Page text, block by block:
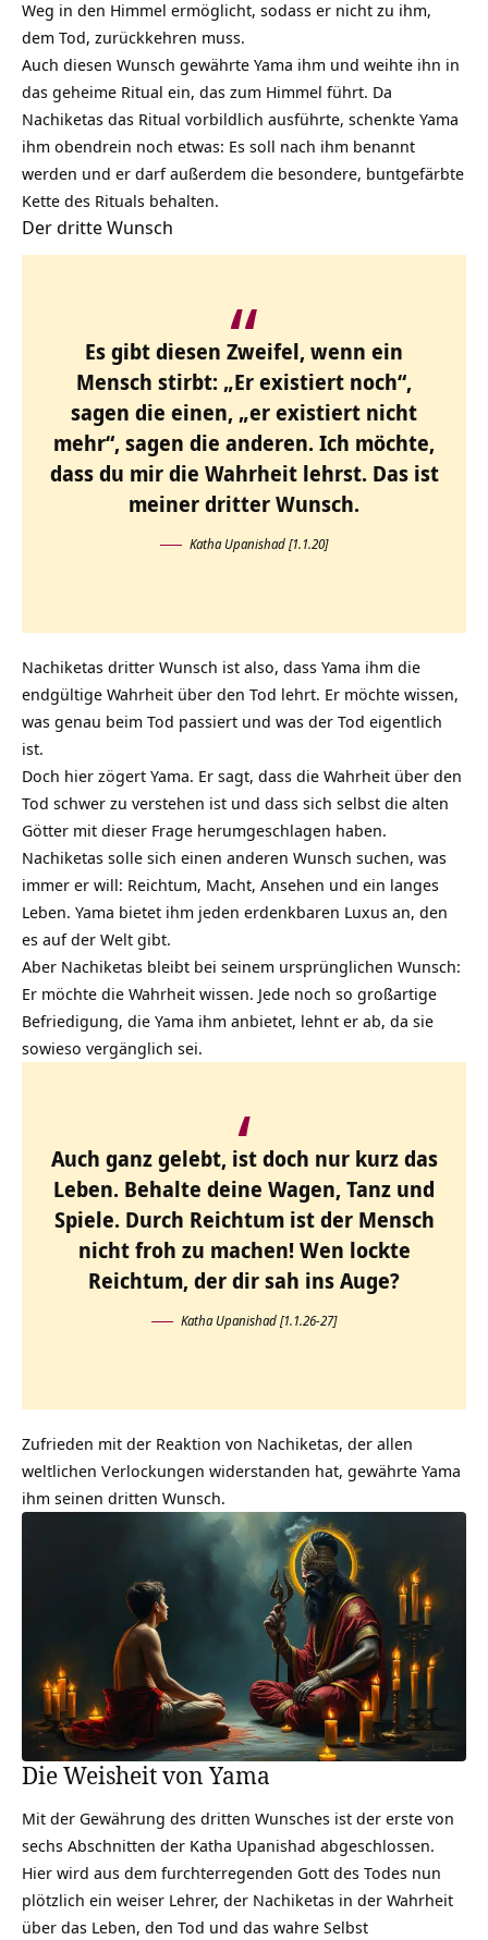
Weg in den Himmel ermöglicht, sodass er nicht zu ihm,
dem Tod, zurückkehren muss.
Auch diesen Wunsch gewährte Yama ihm und weihte ihn in
das geheime Ritual ein, das zum Himmel führt. Da
Nachiketas das Ritual vorbildlich ausführte, schenkte Yama
ihm obendrein noch etwas: Es soll nach ihm benannt
werden und er darf außerdem die besondere, buntgefärbte
Kette des Rituals behalten.
Der dritte Wunsch
Es gibt diesen Zweifel, wenn ein
Mensch stirbt: „Er existiert noch“,
sagen die einen, „er existiert nicht
mehr“, sagen die anderen. Ich möchte,
dass du mir die Wahrheit lehrst. Das ist
meiner dritter Wunsch.
Katha Upanishad [1.1.20]
Nachiketas dritter Wunsch ist also, dass Yama ihm die
endgültige Wahrheit über den Tod lehrt. Er möchte wissen,
was genau beim Tod passiert und was der Tod eigentlich
ist.
Doch hier zögert Yama. Er sagt, dass die Wahrheit über den
Tod schwer zu verstehen ist und dass sich selbst die alten
Götter mit dieser Frage herumgeschlagen haben.
Nachiketas solle sich einen anderen Wunsch suchen, was
immer er will: Reichtum, Macht, Ansehen und ein langes
Leben. Yama bietet ihm jeden erdenkbaren Luxus an, den
es auf der Welt gibt.
Aber Nachiketas bleibt bei seinem ursprünglichen Wunsch:
Er möchte die Wahrheit wissen. Jede noch so großartige
Befriedigung, die Yama ihm anbietet, lehnt er ab, da sie
sowieso vergänglich sei.
Auch ganz gelebt, ist doch nur kurz das
Leben. Behalte deine Wagen, Tanz und
Spiele. Durch Reichtum ist der Mensch
nicht froh zu machen! Wen lockte
Reichtum, der dir sah ins Auge?
Katha Upanishad [1.1.26-27]
Zufrieden mit der Reaktion von Nachiketas, der allen
weltlichen Verlockungen widerstanden hat, gewährte Yama
ihm seinen dritten Wunsch.
Die Weisheit von Yama
Mit der Gewährung des dritten Wunsches ist der erste von
sechs Abschnitten der Katha Upanishad abgeschlossen.
Hier wird aus dem furchterregenden Gott des Todes nun
plötzlich ein weiser Lehrer, der Nachiketas in der Wahrheit
über das Leben, den Tod und das wahre Selbst